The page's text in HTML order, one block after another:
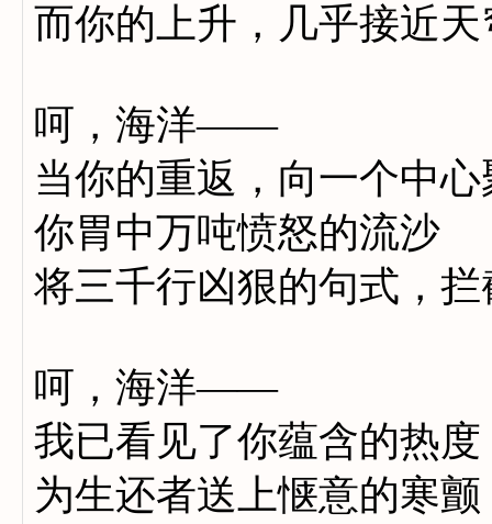
而你的上升，几乎接近天
呵，海洋——
当你的重返，向一个中心
你胃中万吨愤怒的流沙
将三千行凶狠的句式，拦
呵，海洋——
我已看见了你蕴含的热度
为生还者送上惬意的寒颤